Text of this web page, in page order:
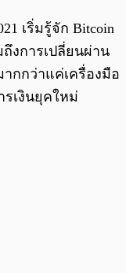
เริ่มรู้จัก Bitcoin
ถึงการเปลี่ยนผ่าน
กกว่าแค่เครื่องมือ
เงินยุคใหม่